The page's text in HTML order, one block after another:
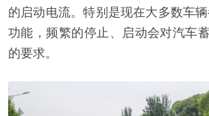
的启动电流。特别是现在大多数车
功能，频繁的停止、启动会对汽车
的要求。